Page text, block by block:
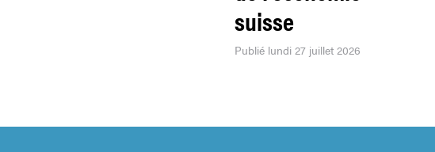
suisse
Publié lundi 27 juillet 2026